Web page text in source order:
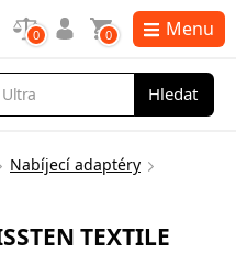
Hledat
0 0 Menu
Nabíjecí adaptéry
TEXTILE